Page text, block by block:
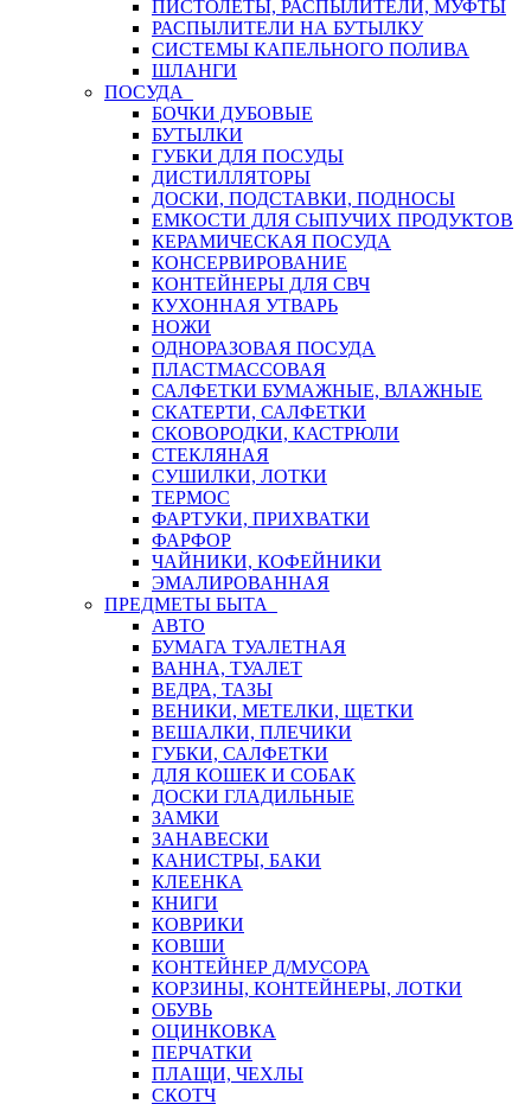
ПИСТОЛЕТЫ, РАСПЫЛИТЕЛИ, МУФТЫ
РАСПЫЛИТЕЛИ НА БУТЫЛКУ
СИСТЕМЫ КАПЕЛЬНОГО ПОЛИВА
ШЛАНГИ
ПОСУДА
БОЧКИ ДУБОВЫЕ
БУТЫЛКИ
ГУБКИ ДЛЯ ПОСУДЫ
ДИСТИЛЛЯТОРЫ
ДОСКИ, ПОДСТАВКИ, ПОДНОСЫ
ЕМКОСТИ ДЛЯ СЫПУЧИХ ПРОДУКТОВ
КЕРАМИЧЕСКАЯ ПОСУДА
КОНСЕРВИРОВАНИЕ
КОНТЕЙНЕРЫ ДЛЯ СВЧ
КУХОННАЯ УТВАРЬ
НОЖИ
ОДНОРАЗОВАЯ ПОСУДА
ПЛАСТМАССОВАЯ
САЛФЕТКИ БУМАЖНЫЕ, ВЛАЖНЫЕ
СКАТЕРТИ, САЛФЕТКИ
СКОВОРОДКИ, КАСТРЮЛИ
СТЕКЛЯНАЯ
СУШИЛКИ, ЛОТКИ
ТЕРМОС
ФАРТУКИ, ПРИХВАТКИ
ФАРФОР
ЧАЙНИКИ, КОФЕЙНИКИ
ЭМАЛИРОВАННАЯ
ПРЕДМЕТЫ БЫТА
АВТО
БУМАГА ТУАЛЕТНАЯ
ВАННА, ТУАЛЕТ
ВЕДРА, ТАЗЫ
ВЕНИКИ, МЕТЕЛКИ, ЩЕТКИ
ВЕШАЛКИ, ПЛЕЧИКИ
ГУБКИ, САЛФЕТКИ
ДЛЯ КОШЕК И СОБАК
ДОСКИ ГЛАДИЛЬНЫЕ
ЗАМКИ
ЗАНАВЕСКИ
КАНИСТРЫ, БАКИ
КЛЕЕНКА
КНИГИ
КОВРИКИ
КОВШИ
КОНТЕЙНЕР Д/МУСОРА
КОРЗИНЫ, КОНТЕЙНЕРЫ, ЛОТКИ
ОБУВЬ
ОЦИНКОВКА
ПЕРЧАТКИ
ПЛАЩИ, ЧЕХЛЫ
СКОТЧ